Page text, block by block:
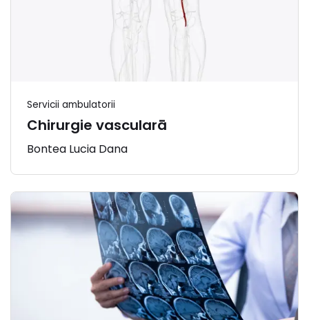
Servicii ambulatorii
Chirurgie vascularā
Bontea Lucia Dana